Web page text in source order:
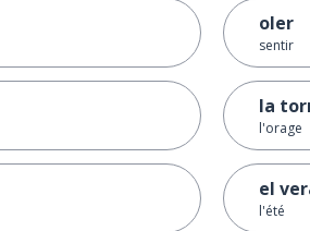
oler
sentir
la
l'orage
el
l'été